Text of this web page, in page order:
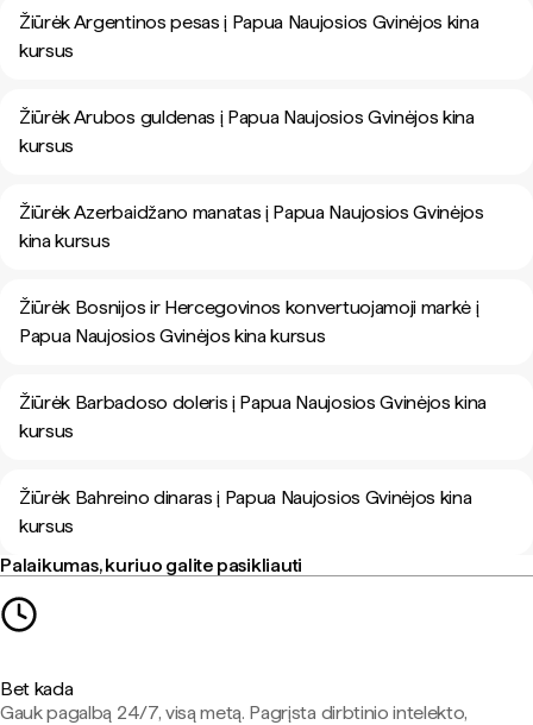
Žiūrėk Argentinos pesas į Papua Naujosios Gvinėjos kina
kursus
Žiūrėk Arubos guldenas į Papua Naujosios Gvinėjos kina
kursus
Žiūrėk Azerbaidžano manatas į Papua Naujosios Gvinėjos
kina kursus
Žiūrėk Bosnijos ir Hercegovinos konvertuojamoji markė į
Papua Naujosios Gvinėjos kina kursus
Žiūrėk Barbadoso doleris į Papua Naujosios Gvinėjos kina
kursus
Žiūrėk Bahreino dinaras į Papua Naujosios Gvinėjos kina
kursus
Palaikumas, kuriuo galite pasikliauti
Bet kada
Gauk pagalbą 24/7, visą metą. Pagrįsta dirbtinio intelekto,